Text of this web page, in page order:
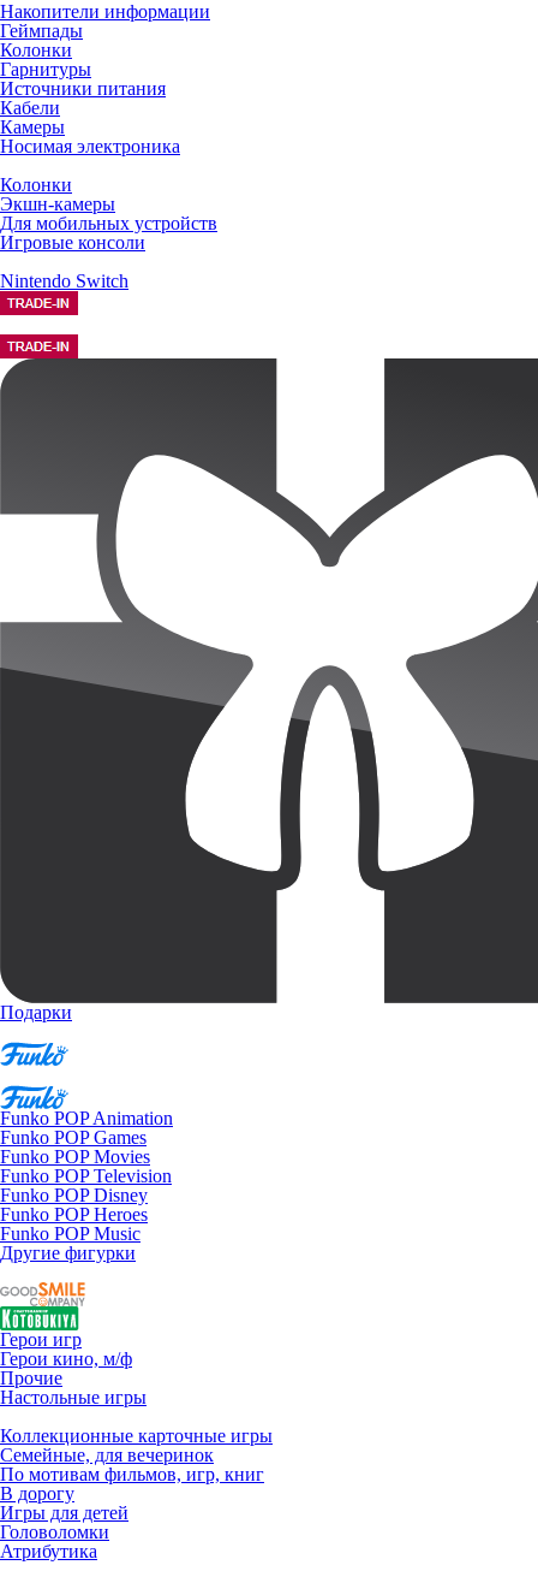
Накопители информации
Геймпады
Колонки
Гарнитуры
Источники питания
Кабели
Камеры
Носимая электроника
Колонки
Экшн-камеры
Для мобильных устройств
Игровые консоли
Nintendo Switch
Подарки
Funko POP Animation
Funko POP Games
Funko POP Movies
Funko POP Television
Funko POP Disney
Funko POP Heroes
Funko POP Music
Другие фигурки
Герои игр
Герои кино, м/ф
Прочие
Настольные игры
Коллекционные карточные игры
Семейные, для вечеринок
По мотивам фильмов, игр, книг
В дорогу
Игры для детей
Головоломки
Атрибутика